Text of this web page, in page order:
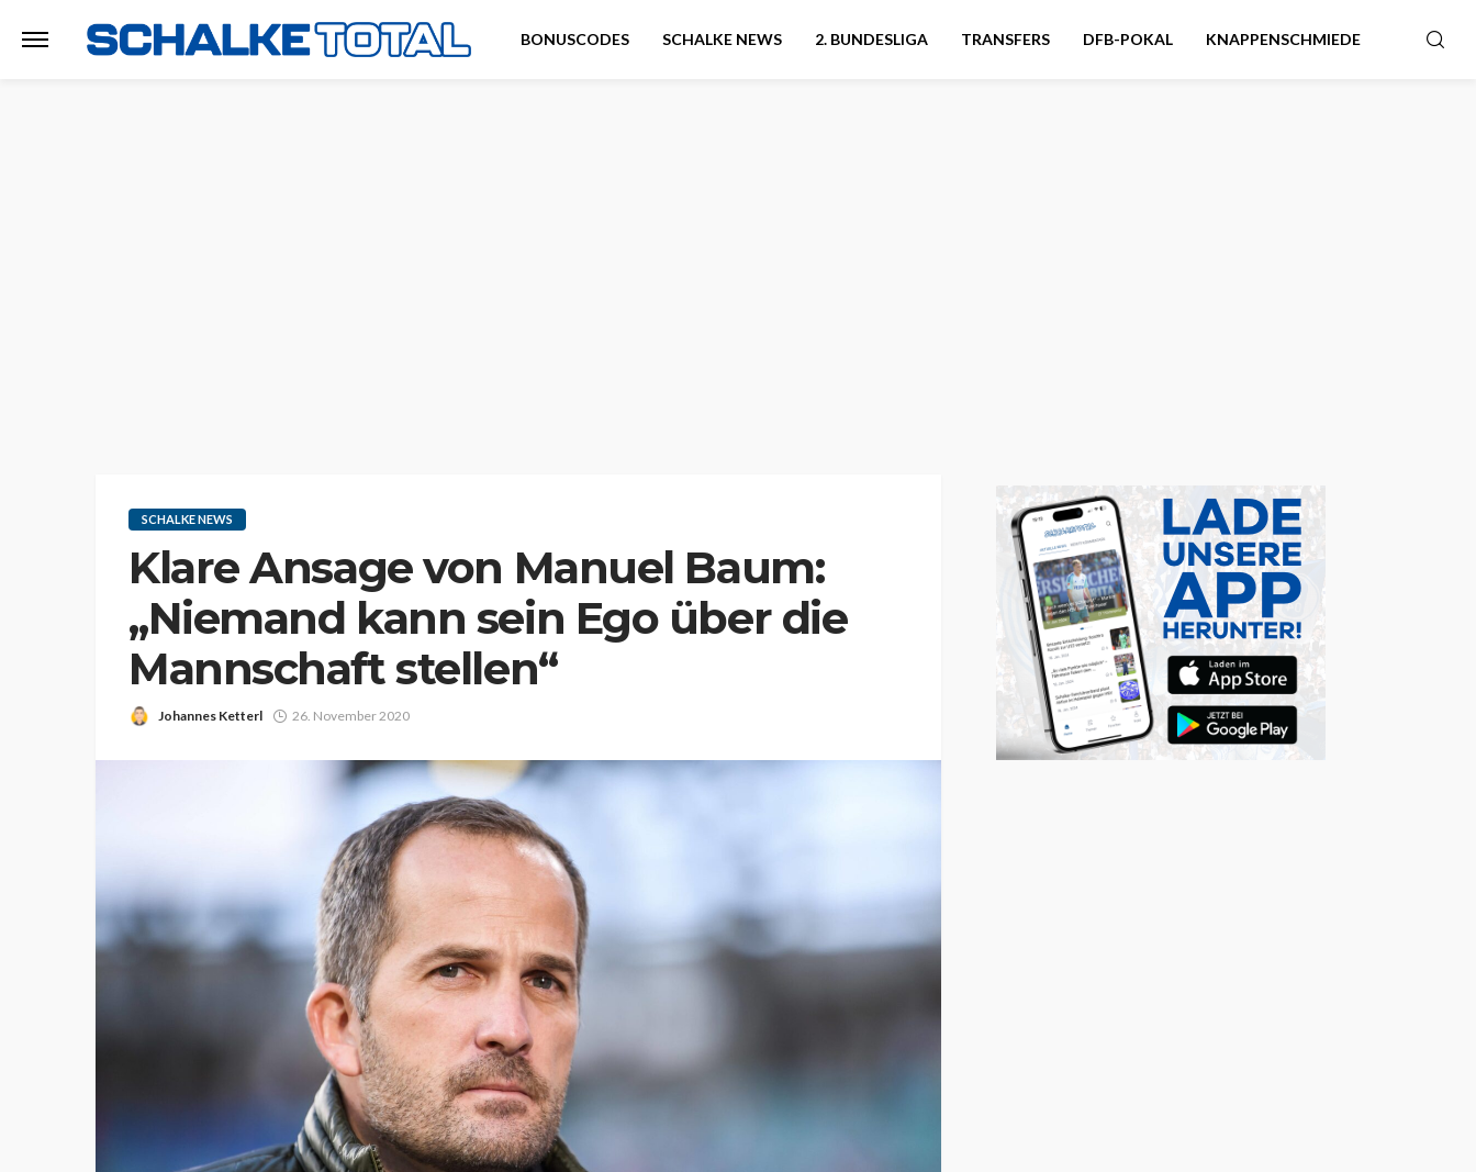
BONUSCODES SCHALKE NEWS 2. BUNDESLIGA TRANSFERS DFB-POKAL KNAPPENSCHMIEDE
SCHALKE NEWS
Klare Ansage von Manuel Baum:
„Niemand kann sein Ego über die
Mannschaft stellen“
Johannes Ketterl 26. November 2020